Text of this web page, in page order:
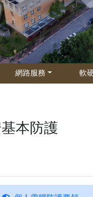
網路服務 軟
本防護